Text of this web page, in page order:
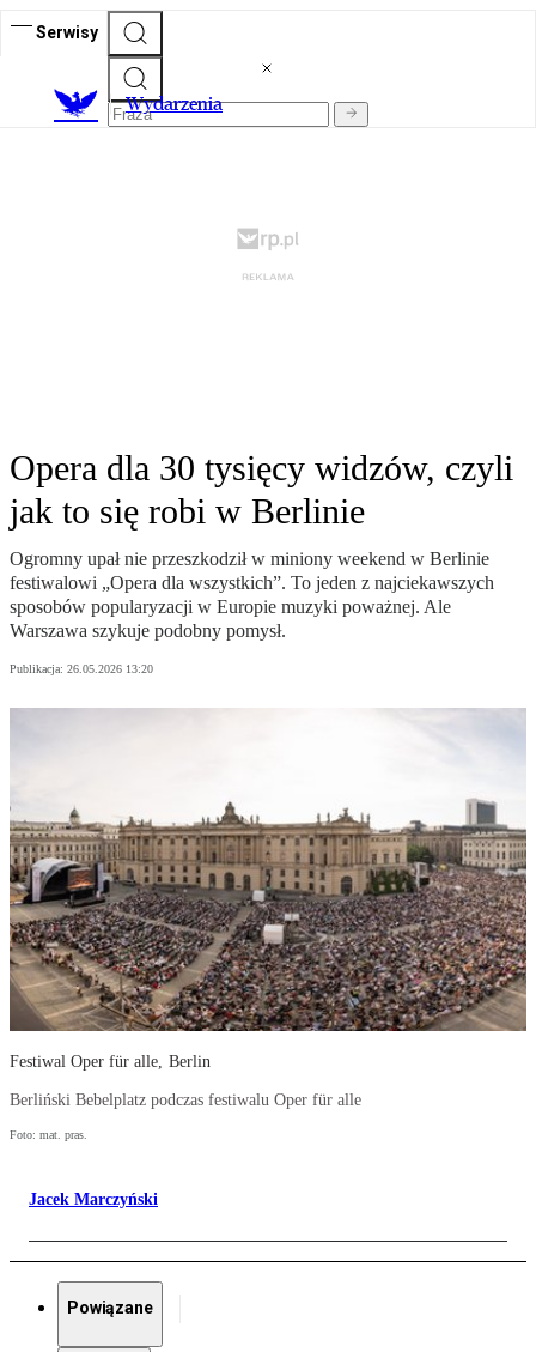
Serwisy
Wydarzenia
Opera dla 30 tysięcy widzów, czyli
jak to się robi w Berlinie
Ogromny upał nie przeszkodził w miniony weekend w Berlinie
festiwalowi „Opera dla wszystkich”. To jeden z najciekawszych
sposobów popularyzacji w Europie muzyki poważnej. Ale
Warszawa szykuje podobny pomysł.
Publikacja: 26.05.2026 13:20
Festiwal Oper für alle, Berlin
Berliński Bebelplatz podczas festiwalu Oper für alle
Foto: mat. pras.
Jacek Marczyński
Powiązane